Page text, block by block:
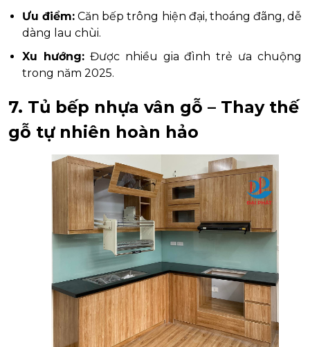
Ưu điểm: Căn bếp trông hiện đại, thoáng đãng, dễ
dàng lau chùi.
Xu hướng:Được nhiều gia đình trẻ ưa chuộng
trong năm 2025.
7. Tủ bếp nhựa vân gỗ – Thay thế
gỗ tự nhiên hoàn hảo